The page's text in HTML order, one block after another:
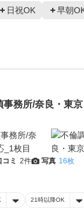
日祝OK 早朝
務所/奈良・東
コミ 2件 写真 16枚
21時以降OK